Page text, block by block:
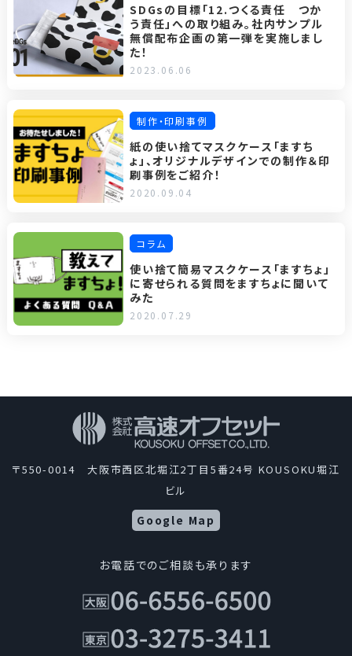
SDGsの目標「12.つくる責任 つか
う責任」への取り組み。社内サンプル
無償配布企画の第一弾を実施しまし
た！
2023.06.06
制作・印刷事例
紙の使い捨てマスクケース「ますち
ょ」、オリジナルデザインでの制作＆印
刷事例をご紹介！
2020.09.04
コラム
使い捨て簡易マスクケース「ますちょ」
に寄せられる質問をますちょに聞いて
みた
2020.07.29
〒550-0014 大阪市西区北堀江2丁目5番24号 KOUSOKU堀江
ビル
Google Map
お電話でのご相談も承ります